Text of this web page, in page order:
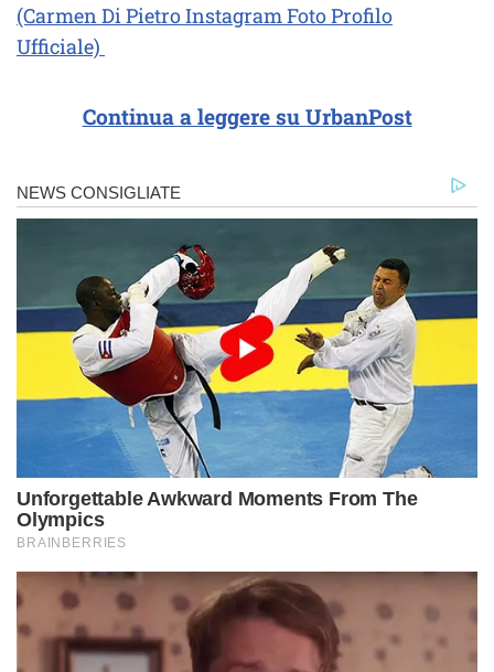
(Carmen Di Pietro Instagram Foto Profilo
Ufficiale)
Continua a leggere su UrbanPost